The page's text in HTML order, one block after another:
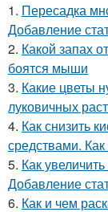
1. Пересадка
Добавление
2. Какой запах
боятся мыши
3. Какие цветы
луковичных
4. Как снизить
средствами.
5. Как
Добавление
6. Как и чем